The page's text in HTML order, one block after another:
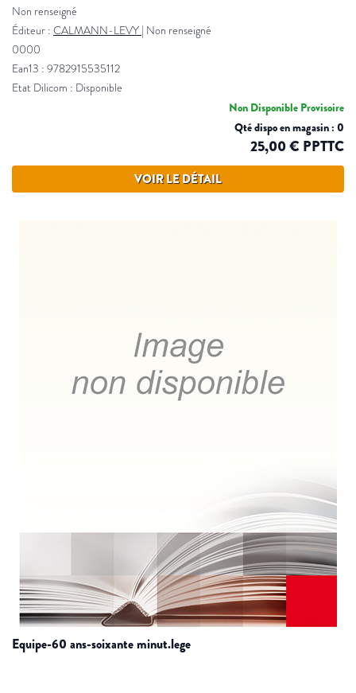
Non renseigné
Éditeur : CALMANN-LEVY | Non renseigné
0000
Ean13 : 9782915535112
Etat Dilicom : Disponible
Non Disponible Provisoire
Qté dispo en magasin : 0
25,00 € PPTTC
VOIR LE DÉTAIL
equipe-60 ans-soixante minut.lege